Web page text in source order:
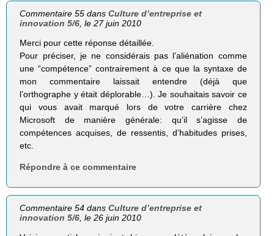
Commentaire 55 dansCulture d’entreprise et
innovation 5/6 , le 27 juin 2010
Merci pour cette réponse détaillée.
Pour préciser, je ne considérais pas l’aliénation comme
une “compétence” contrairement à ce que la syntaxe de
mon commentaire laissait entendre (déjà que
l’orthographe y était déplorable…). Je souhaitais savoir ce
qui vous avait marqué lors de votre carrière chez
Microsoft de manière générale: qu’il s’agisse de
compétences acquises, de ressentis, d’habitudes prises,
etc.
Répondre à ce commentaire
Commentaire 54 dansCulture d’entreprise et
innovation 5/6, le 26 juin 2010